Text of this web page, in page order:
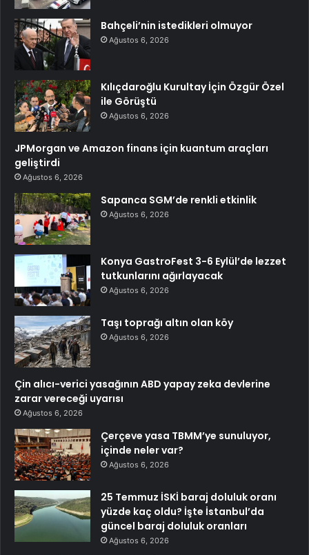
Bahçeli’nin istedikleri olmuyor
Ağustos 6, 2026
Kılıçdaroğlu Kurultay İçin Özgür Özel
ile Görüştü
Ağustos 6, 2026
JPMorgan ve Amazon finans için kuantum araçları
geliştirdi
Ağustos 6, 2026
Sapanca SGM’de renkli etkinlik
Ağustos 6, 2026
Konya GastroFest 3-6 Eylül’de lezzet
tutkunlarını ağırlayacak
Ağustos 6, 2026
Taşı toprağı altın olan köy
Ağustos 6, 2026
Çin alıcı-verici yasağının ABD yapay zeka devlerine
zarar vereceği uyarısı
Ağustos 6, 2026
Çerçeve yasa TBMM’ye sunuluyor,
içinde neler var?
Ağustos 6, 2026
25 Temmuz İSKİ baraj doluluk oranı
yüzde kaç oldu? İşte İstanbul’da
güncel baraj doluluk oranları
Ağustos 6, 2026